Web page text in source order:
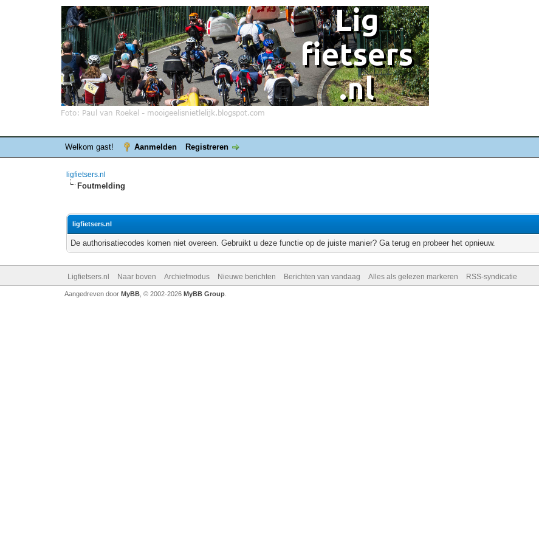
Welkom gast! Aanmelden Registreren
ligfietsers.nl
Foutmelding
ligfietsers.nl
De authorisatiecodes komen niet overeen. Gebruikt u deze functie op de juiste manier? Ga terug en probeer het opnieuw.
Ligfietsers.nl Naar boven Archiefmodus Nieuwe berichten Berichten van vandaag Alles als gelezen markeren RSS-syndicatie
Aangedreven door MyBB, © 2002-2026 MyBB Group.